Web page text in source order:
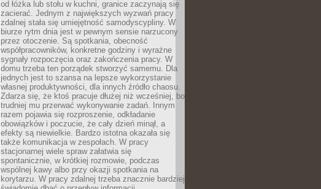
od łóżka lub stołu w kuchni, granice zaczynają się
zacierać. Jednym z największych wyzwań pracy
zdalnej stała się umiejętność samodyscypliny. W
biurze rytm dnia jest w pewnym sensie narzucony
przez otoczenie. Są spotkania, obecność
współpracowników, konkretne godziny i wyraźne
sygnały rozpoczęcia oraz zakończenia pracy. W
domu trzeba ten porządek stworzyć samemu. Dla
jednych jest to szansa na lepsze wykorzystanie
własnej produktywności, dla innych źródło chaosu.
Zdarza się, że ktoś pracuje dłużej niż wcześniej, bo
trudniej mu przerwać wykonywanie zadań. Innym
razem pojawia się rozproszenie, odkładanie
obowiązków i poczucie, że cały dzień minął, a
efekty są niewielkie. Bardzo istotna okazała się
także komunikacja w zespołach. W pracy
stacjonarnej wiele spraw załatwia się
spontanicznie, w krótkiej rozmowie, podczas
wspólnej kawy albo przy okazji spotkania na
korytarzu. W pracy zdalnej trzeba znacznie bardziej